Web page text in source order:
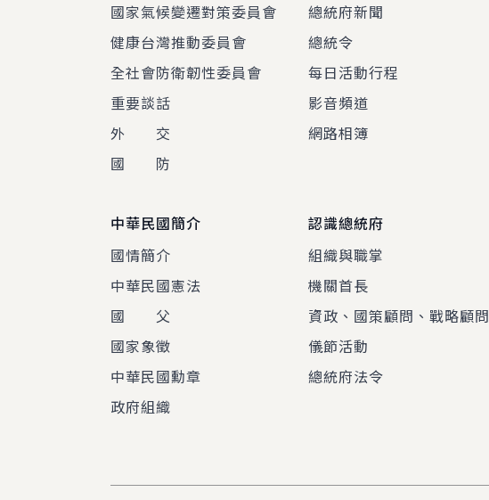
國家氣候變遷對策委員會
健康台灣推動委員會
全社會防衛韌性委員會
重要談話
外 交
國 防
總統府新聞
總統令
每日活動行程
影音頻道
網路相簿
中華民國簡介
國情簡介
中華民國憲法
國 父
國家象徵
中華民國勳章
政府組織
認識總統府
組織與職掌
機關首長
資政、國策顧問、戰略顧問
儀節活動
總統府法令